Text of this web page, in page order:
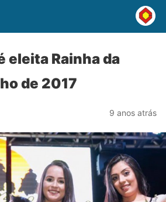
eleita Rainha da
de 2017
9 anos atrás